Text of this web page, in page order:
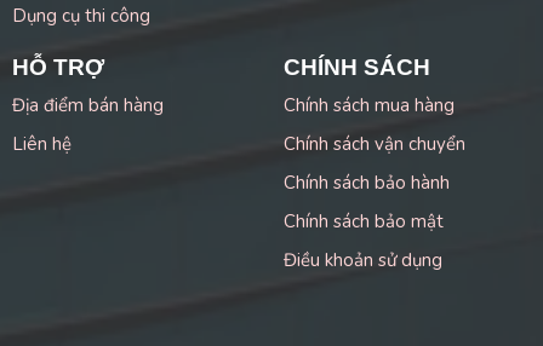
Dụng cụ thi công
HỖ TRỢ
Địa điểm bán hàng
Liên hệ
CHÍNH SÁCH
Chính sách mua hàng
Chính sách vận chuyển
Chính sách bảo hành
Chính sách bảo mật
Điều khoản sử dụng